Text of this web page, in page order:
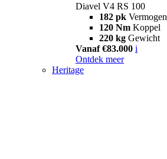
Diavel V4 RS 100
182 pk Vermogen
120 Nm Koppel
220 kg Gewicht
Vanaf €83.000 i
Ontdek meer
Heritage